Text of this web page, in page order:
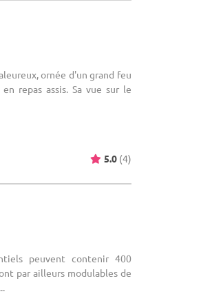
ornée d'un grand feu
repas assis. Sa vue sur le
5.0 (4)
peuvent contenir 400
par ailleurs modulables de